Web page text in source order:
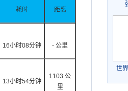
耗时 距离
16小时08分钟 - 公里
13小时54分钟
1103 公
里
世